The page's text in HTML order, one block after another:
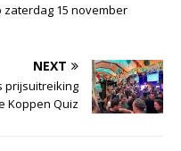
15 november
NEXT
prijsuitreiking
Koppen Quiz